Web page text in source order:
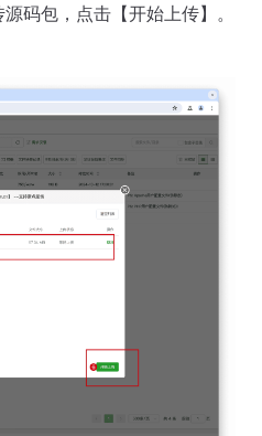
码包，点击【开始上传】。